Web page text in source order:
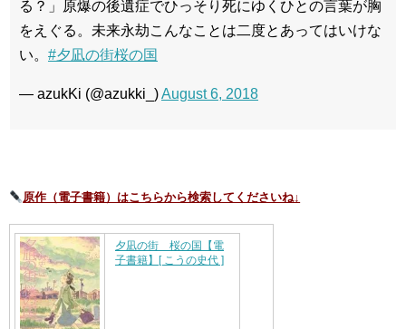
る？」原爆の後遺症でひっそり死にゆくひとの言葉が胸
をえぐる。未来永劫こんなことは二度とあってはいけな
い。 #夕凪の街桜の国
— azukKi (@azukki_)August 6, 2018
原作（電子書籍）はこちらから検索してくださいね↓
夕凪の街 桜の国【電
子書籍】[ こうの史代 ]